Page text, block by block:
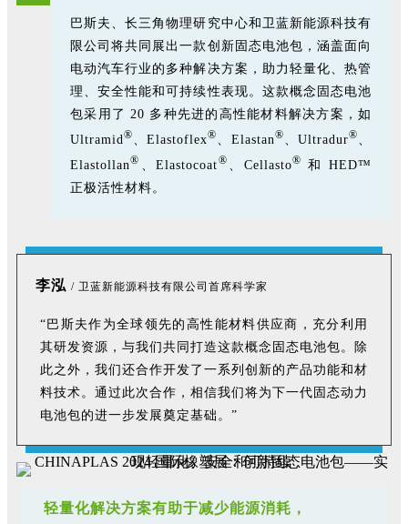
巴斯夫、长三角物理研究中心和卫蓝新能源科技有
限公司将共同展出一款创新固态电池包，涵盖面向
电动汽车行业的多种解决方案，助力轻量化、热管
理、安全性能和可持续性表现。这款概念固态电池
包采用了 20 多种先进的高性能材料解决方案，如
Ultramid® 、Elastoflex® 、Elastan® 、Ultradur®
Elastollan® 、Elastocoat® 、Cellasto®
和 HED™
正极活性材料。
李泓 / 卫蓝新能源科技有限公司首席科学家
“巴斯夫作为全球领先的高性能材料供应商，充分利用
其研发资源，与我们共同打造这款概念固态电池包。除
此之外，我们还合作开发了一系列创新的产品功能和材
料技术。通过此次合作，相信我们将为下一代固态动力
电池包的进一步发展奠定基础。”
轻量化解决方案有助于减少能源消耗，